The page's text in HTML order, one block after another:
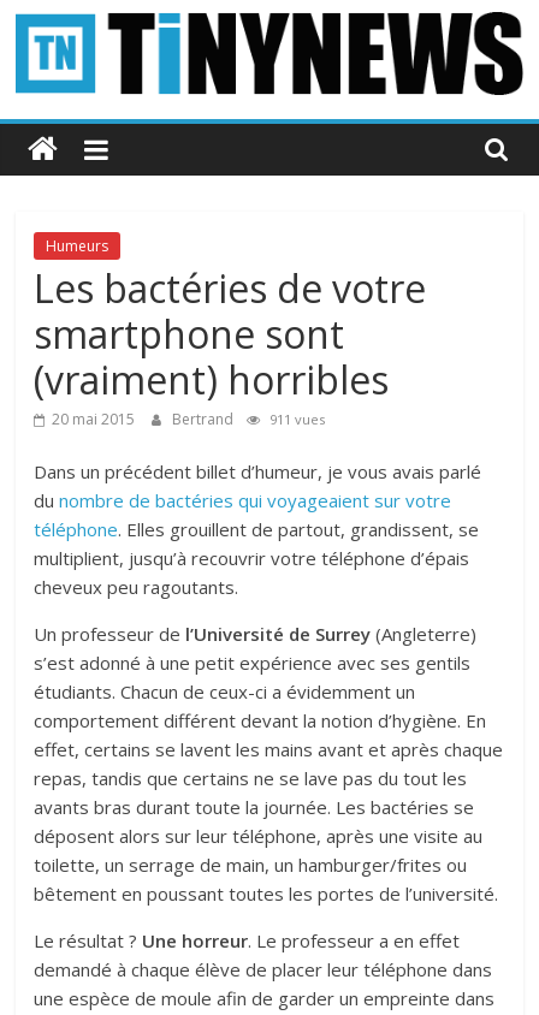
Passer
contenu
Tinynews
Le
belge
connecté
Humeurs
Les bactéries de votre
smartphone sont
(vraiment) horribles
20 mai 2015 Bertrand 911 vues
Dans un précédent billet d’humeur, je vous avais parlé
dunombre de bactéries qui voyageaient sur votre
téléphone. Elles grouillent de partout, grandissent, se
multiplient, jusqu’à recouvrir votre téléphone d’épais
cheveux peu ragoutants.
Un professeur de l’Université de Surrey (Angleterre)
s’est adonné à une petit expérience avec ses gentils
étudiants. Chacun de ceux-ci a évidemment un
comportement différent devant la notion d’hygiène. En
effet, certains se lavent les mains avant et après chaque
repas, tandis que certains ne se lave pas du tout les
avants bras durant toute la journée. Les bactéries se
déposent alors sur leur téléphone, après une visite au
toilette, un serrage de main, un hamburger/frites ou
bêtement en poussant toutes les portes de l’université.
Le résultat ? Une horreur. Le professeur a en effet
demandé à chaque élève de placer leur téléphone dans
une espèce de moule afin de garder un empreinte dans